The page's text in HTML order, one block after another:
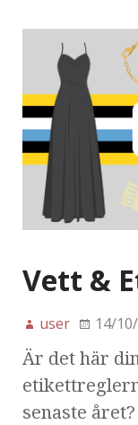
Vett &
user 14/
Är det här
senaste